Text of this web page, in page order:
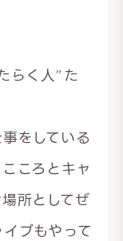
らく人”た
をしている
ころとキャ
所としてぜ
ブもやって